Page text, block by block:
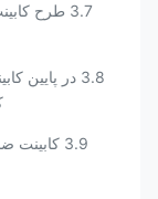
3.7 طرح
3.8 در
3.9